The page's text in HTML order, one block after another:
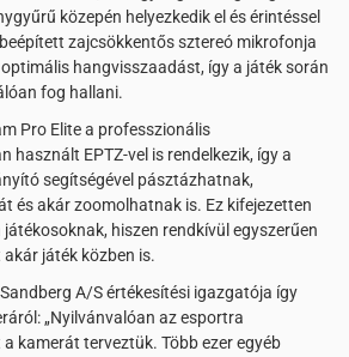
közepén helyezkedik el és érintéssel
zajcsökkentős sztereó mikrofonja
hangvisszaadást, így a játék során
fog hallani.
Pro Elite a professzionális
használt EPTZ-vel is rendelkezik, így a
segítségével pásztázhatnak,
és akár zoomolhatnak is. Ez kifejezetten
hiszen rendkívül egyszerűen
játék közben is.
A/S értékesítési igazgatója így
„Nyilvánvalóan az esportra
kamerát terveztük. Több ezer egyéb